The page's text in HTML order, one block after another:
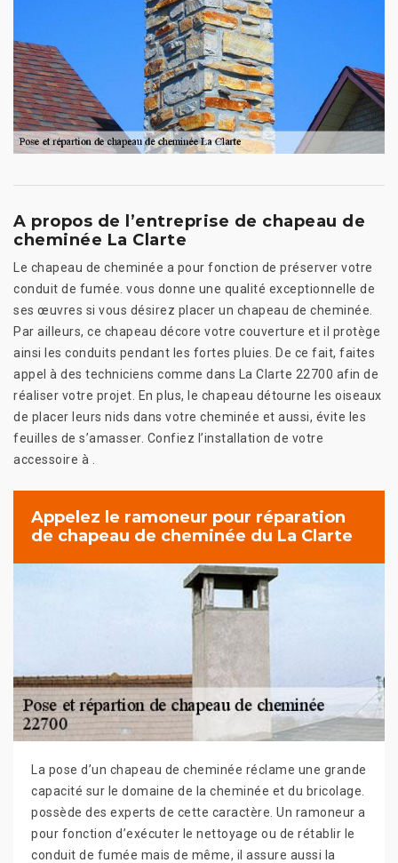
A propos de l’entreprise de chapeau de
cheminée La Clarte
Le chapeau de cheminée a pour fonction de préserver votre
conduit de fumée. vous donne une qualité exceptionnelle de
ses œuvres si vous désirez placer un chapeau de cheminée.
Par ailleurs, ce chapeau décore votre couverture et il protège
ainsi les conduits pendant les fortes pluies. De ce fait, faites
appel à des techniciens comme dans La Clarte 22700 afin de
réaliser votre projet. En plus, le chapeau détourne les oiseaux
de placer leurs nids dans votre cheminée et aussi, évite les
feuilles de s’amasser. Confiez l’installation de votre
accessoire à .
Appelez le ramoneur pour réparation
de chapeau de cheminée du La Clarte
La pose d’un chapeau de cheminée réclame une grande
capacité sur le domaine de la cheminée et du bricolage.
possède des experts de cette caractère. Un ramoneur a
pour fonction d’exécuter le nettoyage ou de rétablir le
conduit de fumée mais de même, il assure aussi la